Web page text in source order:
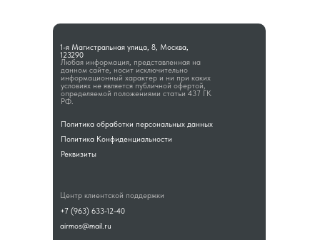
Любая информация, представленная на
данном сайте, носит исключительно
информационный характер и ни при каких
условиях не является публичной офертой,
определяемой положениями статьи 437 ГК
РФ.
1-я Магистральная улица, 8, Москва,
123290
Политика обработки персональных данных
Политика Конфиденциальности
Реквизиты
Центр клиентской поддержки
+7 (963) 633-12-40
airmos@mail.ru